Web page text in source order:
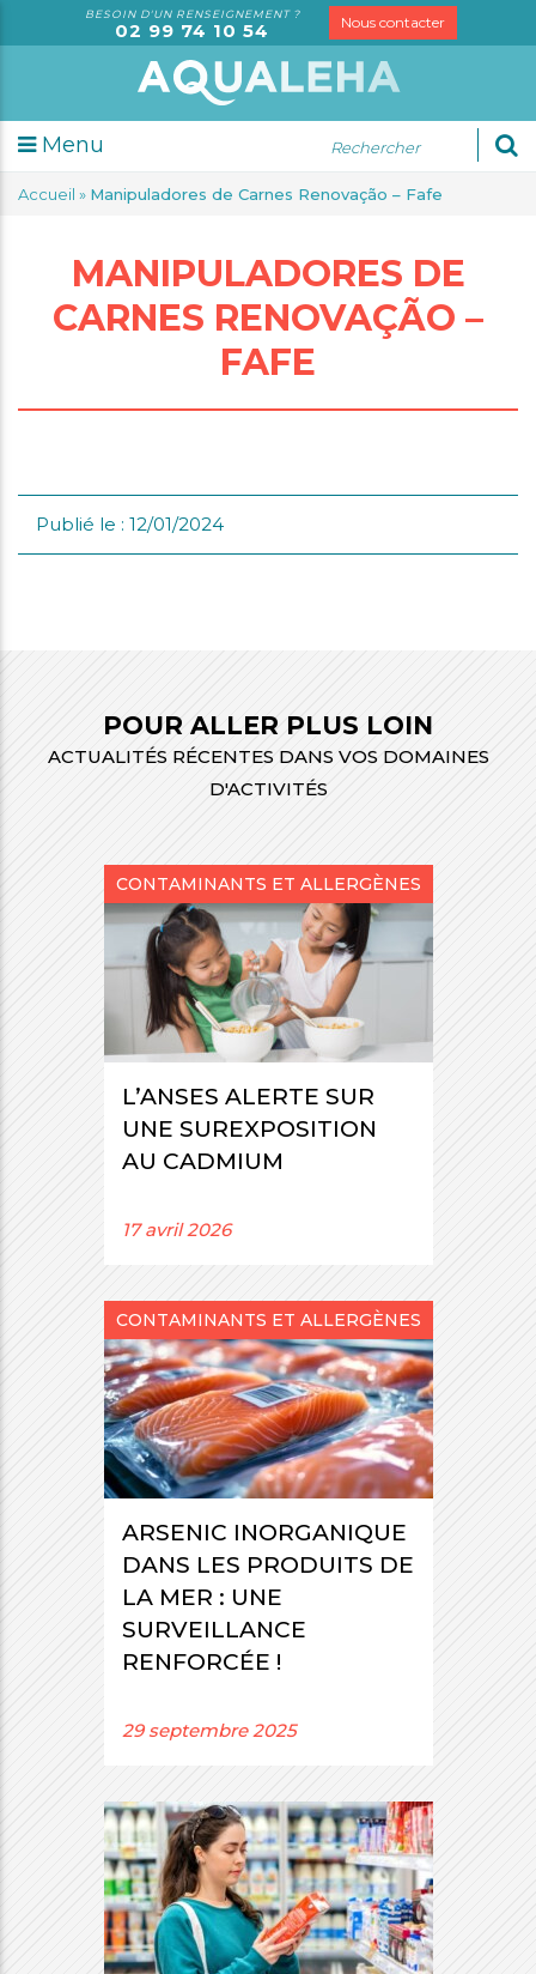
BESOIN D'UN RENSEIGNEMENT ?
02 99 74 10 54 Nous contacter
Menu
Accueil » Manipuladores de Carnes Renovação – Fafe
MANIPULADORES DE
CARNES RENOVAÇÃO –
FAFE
Publié le : 12/01/2024
POUR ALLER PLUS LOIN
ACTUALITÉS RÉCENTES DANS VOS DOMAINES
D'ACTIVITÉS
CONTAMINANTS ET ALLERGÈNES
L’ANSES ALERTE SUR
UNE SUREXPOSITION
AU CADMIUM
17 avril 2026
CONTAMINANTS ET ALLERGÈNES
ARSENIC INORGANIQUE
DANS LES PRODUITS DE
LA MER : UNE
SURVEILLANCE
RENFORCÉE !
29 septembre 2025